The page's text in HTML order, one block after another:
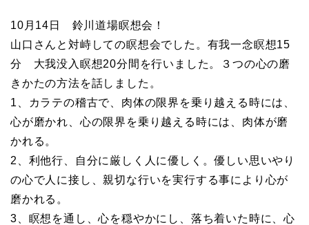
10月14日 鈴川道場瞑想会！
山口さんと対峙しての瞑想会でした。有我一念瞑想15
分 大我没入瞑想20分間を行いました。３つの心の磨
きかたの方法を話しました。
1、カラテの稽古で、肉体の限界を乗り越える時には、
心が磨かれ、心の限界を乗り越える時には、肉体が磨
かれる。
2、利他行、自分に厳しく人に優しく。優しい思いやり
の心で人に接し、親切な行いを実行する事により心が
磨かれる。
3、瞑想を通し、心を穏やかにし、落ち着いた時に、心